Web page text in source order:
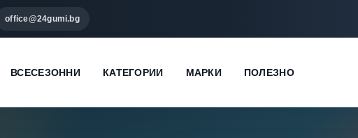
office@24gumi.bg
ВСЕСЕЗОННИ КАТЕГОРИИ МАРКИ ПОЛЕЗНО